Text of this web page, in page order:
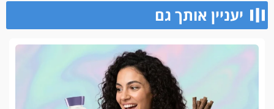
יעניין אותך גם